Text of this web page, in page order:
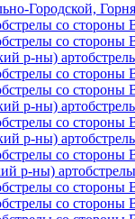
Городской,
со
со
р-ны)
со
со
р-ны)
со
р-ны)
со
р-ны)
со
со